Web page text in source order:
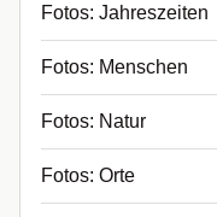
Fotos: Jahreszeiten
Fotos: Menschen
Fotos: Natur
Fotos: Orte